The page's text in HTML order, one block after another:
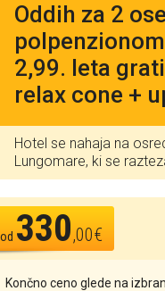
Oddih za 2
2,99. leta
relax cone +
Hotel se nahaja na
Lungomare, ki se
od 330,00€
Končno ceno glede na